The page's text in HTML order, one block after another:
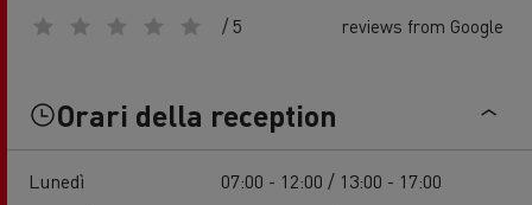
/ 5 reviews from Google
Orari della reception
Lunedì
07:00 - 12:00 / 13:00 - 17:00